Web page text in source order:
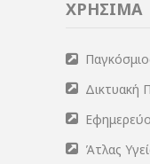
ΧΡΗΣΙΜΑ
Δικτυακή
Άτλας